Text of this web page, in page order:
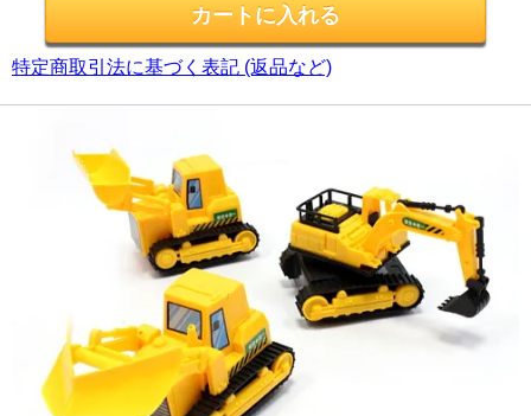
特定商取引法に基づく表記 (返品など)